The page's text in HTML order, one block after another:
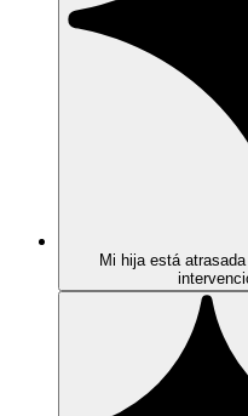
Mi hija está